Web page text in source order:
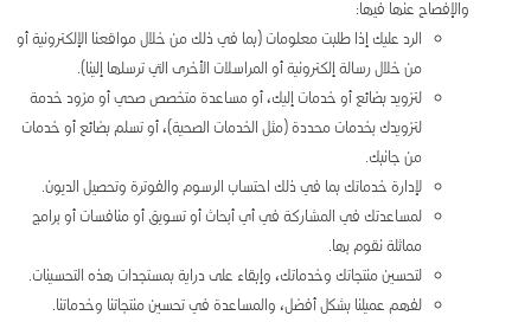
والإفصاح عنها فيها:
الرد عليك إذا طلبت معلومات (بما في ذلك من خلال مواقعنا الإلكترونية أو
من خلال رسالة إلكترونية أو المراسلات الأخرى التي ترسلها إلينا).
لتزويد بضائع أو خدمات إليك، أو مساعدة متخصص صحي أو مزود خدمة
لتزويدك بخدمات محددة (مثل الخدمات الصحية)، أو تسلم بضائع أو خدمات
من جانبك.
لإدارة خدماتك بما في ذلك احتساب الرسوم والفوترة وتحصيل الديون.
لمساعدتك في المشاركة في أي أبحاث أو تسويق أو منافسات أو برامج
مماثلة نقوم بها.
لتحسين منتجاتك وخدماتك، وإبقاء على دراية بمستجدات هذه التحسينات.
لفهم عميلنا بشكل أفضل، والمساعدة في تحسين منتجاتنا وخدماتنا.